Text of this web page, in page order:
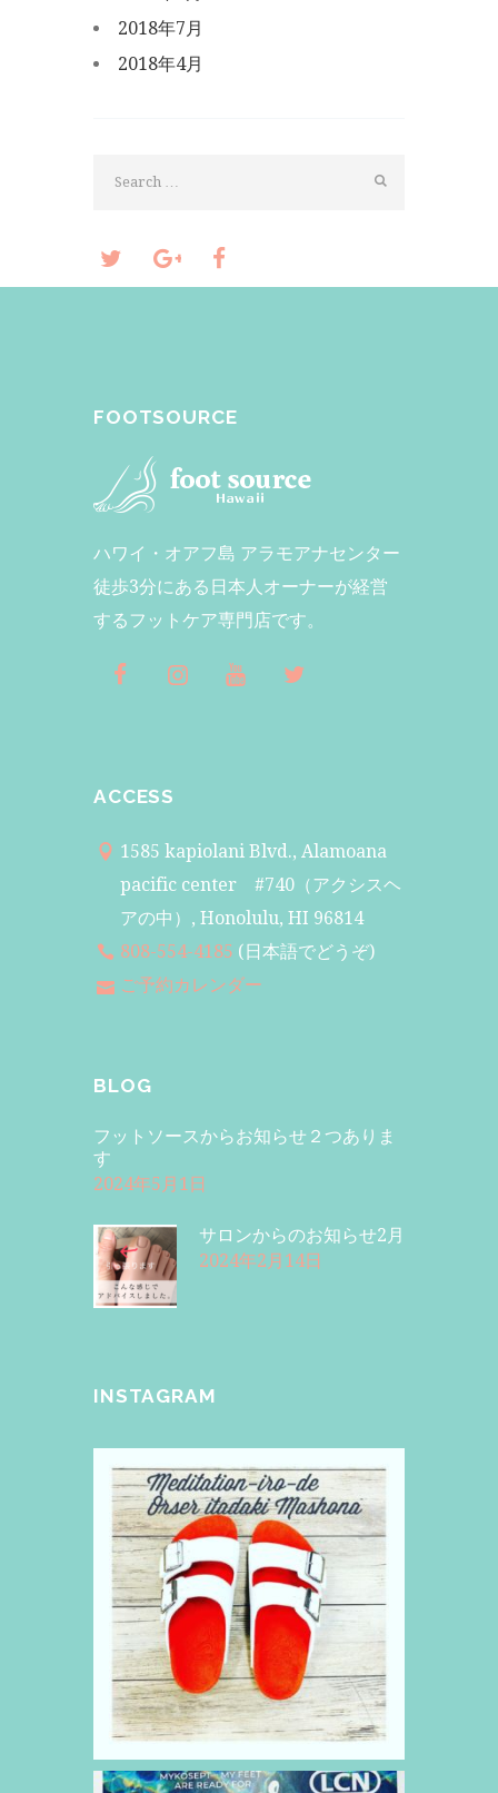
2018年7月
2018年4月
FOOTSOURCE
ハワイ・オアフ島 アラモアナセンター
徒歩3分にある日本人オーナーが経営
するフットケア専門店です。
ACCESS
1585 kapiolani Blvd., Alamoana
pacific center #740（アクシスヘ
アの中）, Honolulu, HI 96814
808-554-4185 (日本語でどうぞ)
ご予約カレンダー
BLOG
フットソースからお知らせ２つありま
す
2024年5月1日
サロンからのお知らせ2月
2024年2月14日
INSTAGRAM